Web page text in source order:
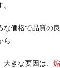
な価格で品質の
ら
きな要因は、